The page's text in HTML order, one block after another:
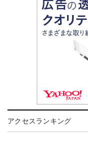
アクセスランキング